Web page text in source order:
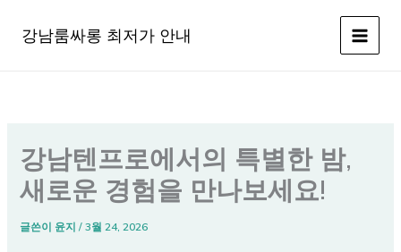
강남룸싸롱 최저가 안내
강남텐프로에서의 특별한 밤,
새로운 경험을 만나보세요!
글쓴이 윤지/3월 24, 2026